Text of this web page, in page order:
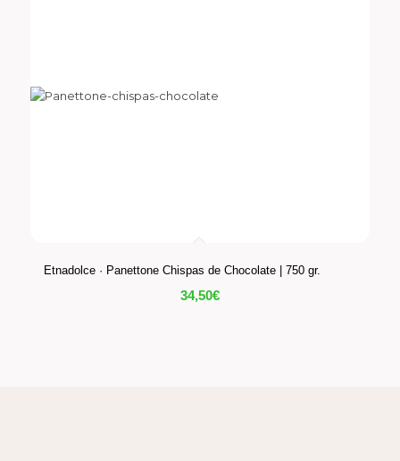
Etnadolce · Panettone Chispas de Chocolate | 750 gr.
34,50€